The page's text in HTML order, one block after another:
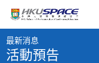
content
content
start
最新消息
活動預告